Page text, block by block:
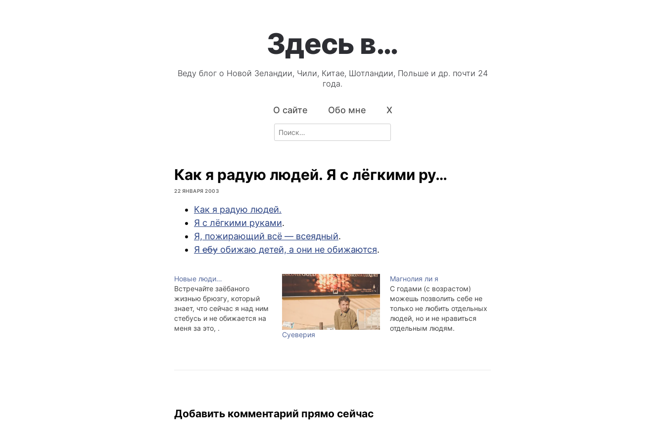
Здесь в…
Веду блог о Новой Зеландии, Чили, Китае, Шотландии, Польше и др. почти 24
года.
О сайте Обо мне X
Search
for:
Как я радую людей. Я с лёгкими ру…
22 ЯНВАРЯ 2003
Как я радую людей.
Я с лёгкими руками.
Я, пожирающий всё — всеядный.
Я ебу обижаю детей, а они не обижаются.
Новые люди…
Встречайте заёбаного
жизнью брюзгу, который
знает, что сейчас я над ним
стебусь и не обижается на
меня за это, .
Суеверия
Магнолия ли я
С годами (с возрастом)
можешь позволить себе не
только не любить отдельных
людей, но и не нравиться
отдельным людям.
Добавить комментарий прямо сейчас